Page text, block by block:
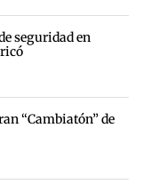
seguridad en
“Cambiatón” de